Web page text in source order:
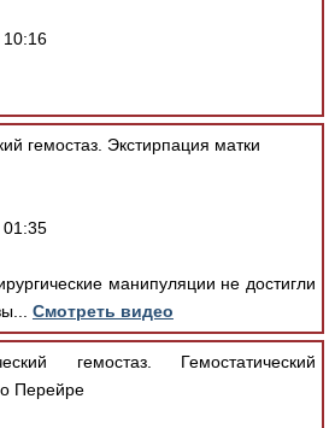
10:16
гемостаз. Экстирпация матки
01:35
манипуляции не достигли
Смотреть видео
гемостаз. Гемостатический
Перейре